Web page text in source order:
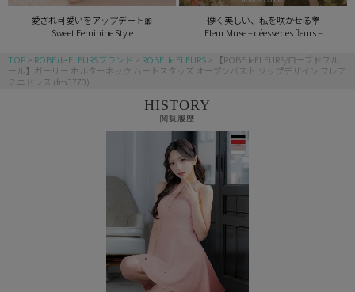
愛され可愛いをアップデート🎀
Sweet Feminine Style
儚く美しい、私を咲かせる💐
Fleur Muse – déesse des fleurs –
TOP ROBE de FLEURSブランド ROBE de FLEURS
【ROBEdeFLEURS/ローブドフル
ール】ガーリー ホルターネック ハートスタッズ オープンバスト ジップデザイン フレア
ミニドレス (fm3770)
HISTORY
閲覧履歴